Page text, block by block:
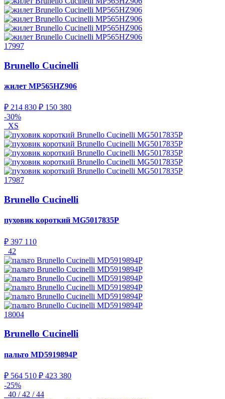
17997
Brunello Cucinelli
жилет MP565HZ906
₽ 214 830 ₽ 150 380
-30%
XS
17987
Brunello Cucinelli
пуховик короткий MG5017835P
₽ 397 110
42
18004
Brunello Cucinelli
пальто MD5919894P
₽ 564 510 ₽ 423 380
-25%
40 / 42 / 44